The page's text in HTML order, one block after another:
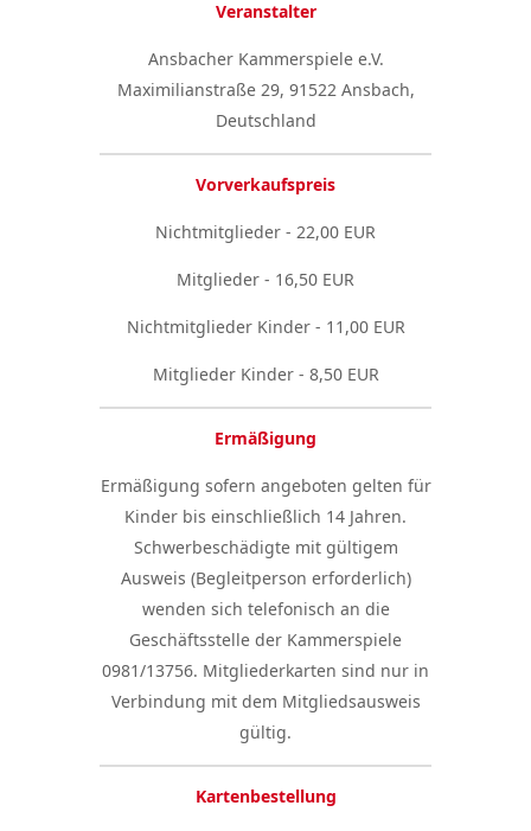
Veranstalter
Ansbacher Kammerspiele e.V.
Maximilianstraße 29, 91522 Ansbach,
Deutschland
Vorverkaufspreis
Nichtmitglieder - 22,00 EUR
Mitglieder - 16,50 EUR
Nichtmitglieder Kinder - 11,00 EUR
Mitglieder Kinder - 8,50 EUR
Ermäßigung
Ermäßigung sofern angeboten gelten für
Kinder bis einschließlich 14 Jahren.
Schwerbeschädigte mit gültigem
Ausweis (Begleitperson erforderlich)
wenden sich telefonisch an die
Geschäftsstelle der Kammerspiele
0981/13756. Mitgliederkarten sind nur in
Verbindung mit dem Mitgliedsausweis
gültig.
Kartenbestellung